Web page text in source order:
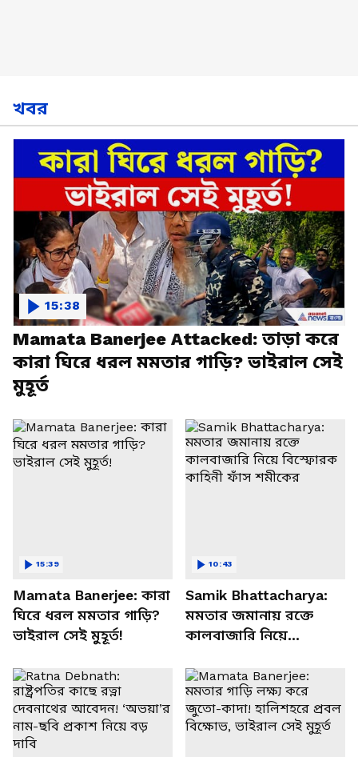
খবর
Mamata Banerjee Attacked: তাড়া করে
কারা ঘিরে ধরল মমতার গাড়ি? ভাইরাল সেই
মুহূর্ত
15:38
Mamata Banerjee: কারা
ঘিরে ধরল মমতার গাড়ি?
ভাইরাল সেই মুহূর্ত!
15:39
Samik Bhattacharya:
মমতার জমানায় রক্তে
কালবাজারি নিয়ে
শমীকের
10:43